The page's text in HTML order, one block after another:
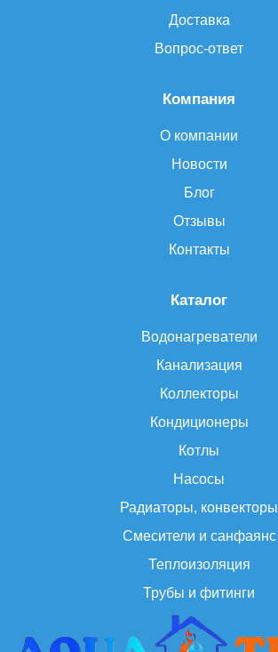
Каталог
Водонагреватели
Канализация
Коллекторы
Кондиционеры
Котлы
Насосы
Радиаторы, конвекторы
Смесители и санфаянс
Теплоизоляция
Трубы и фитинги
Компания
О компании
Новости
Блог
Отзывы
Контакты
Доставка
Вопрос-ответ